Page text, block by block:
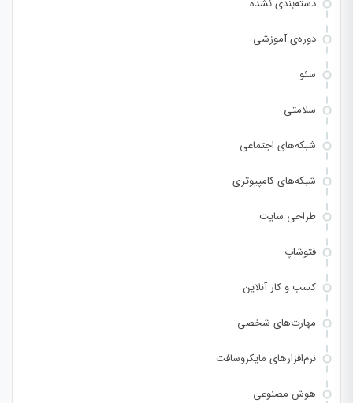
دوره‌ی آموزشی
سئو
سلامتی
شبکه‌های اجتماعی
شبکه‌های کامپیوتری
طراحی سایت
فتوشاپ
کسب و کار آنلاین
مهارت‌های شخصی
نرم‌افزارهای مایکروسافت
هوش مصنوعی